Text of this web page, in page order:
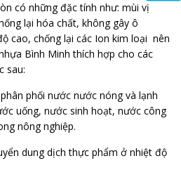
có những đặc tính như: mùi vị
lại hóa chất, không gây ô
cao, chống lại các Ion kim loại nên
Bình Minh thích hợp cho các
sau:
phối nước nước nóng và lạnh
uống, nước sinh hoạt, nước công
nông nghiệp.
dung dịch thực phẩm ở nhiệt độ